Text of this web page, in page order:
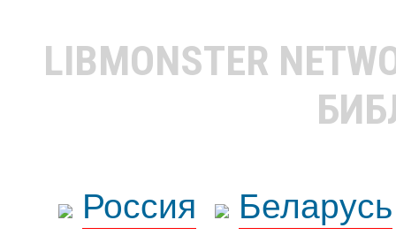
LIBMONSTER
Россия
Беларусь